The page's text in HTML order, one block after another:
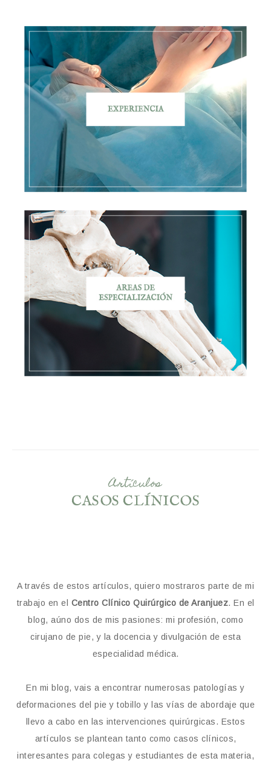
Artículos
CASOS CLÍNICOS
A través de estos artículos, quiero mostraros parte de mi
trabajo en el Centro Clínico Quirúrgico de Aranjuez. En el
blog, aúno dos de mis pasiones: mi profesión, como
cirujano de pie, y la docencia y divulgación de esta
especialidad médica.
En mi blog, vais a encontrar numerosas patologías y
deformaciones del pie y tobillo y las vías de abordaje que
llevo a cabo en las intervenciones quirúrgicas. Estos
artículos se plantean tanto como casos clínicos,
interesantes para colegas y estudiantes de esta materia,